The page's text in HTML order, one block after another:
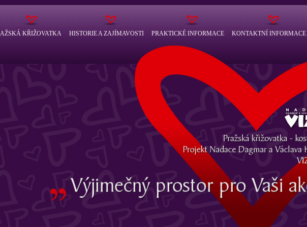
KŘIŽOVATKA HISTORIE A ZAJÍMAVOSTI PRAKTICKÉ INFORMACE KONTAKTNÍ INFORMACE